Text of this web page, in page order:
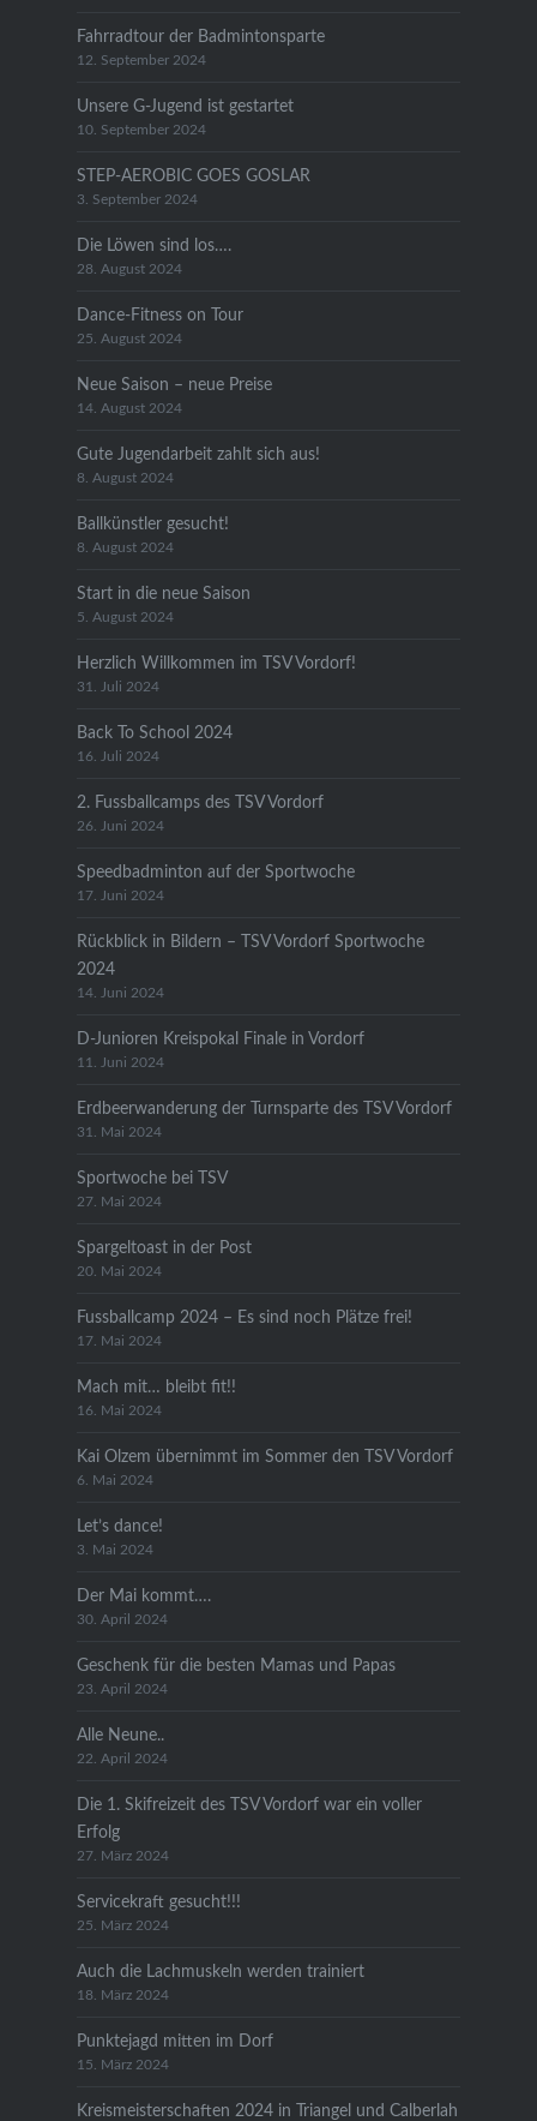
Fahrradtour der Badmintonsparte
12. September 2024
Unsere G-Jugend ist gestartet
10. September 2024
STEP-AEROBIC GOES GOSLAR
3. September 2024
Die Löwen sind los….
28. August 2024
Dance-Fitness on Tour
25. August 2024
Neue Saison – neue Preise
14. August 2024
Gute Jugendarbeit zahlt sich aus!
8. August 2024
Ballkünstler gesucht!
8. August 2024
Start in die neue Saison
5. August 2024
Herzlich Willkommen im TSV Vordorf!
31. Juli 2024
Back To School 2024
16. Juli 2024
2. Fussballcamps des TSV Vordorf
26. Juni 2024
Speedbadminton auf der Sportwoche
17. Juni 2024
Rückblick in Bildern – TSV Vordorf Sportwoche
2024
14. Juni 2024
D-Junioren Kreispokal Finale in Vordorf
11. Juni 2024
Erdbeerwanderung der Turnsparte des TSV Vordorf
31. Mai 2024
Sportwoche bei TSV
27. Mai 2024
Spargeltoast in der Post
20. Mai 2024
Fussballcamp 2024 – Es sind noch Plätze frei!
17. Mai 2024
Mach mit… bleibt fit!!
16. Mai 2024
Kai Olzem übernimmt im Sommer den TSV Vordorf
6. Mai 2024
Let’s dance!
3. Mai 2024
Der Mai kommt….
30. April 2024
Geschenk für die besten Mamas und Papas
23. April 2024
Alle Neune..
22. April 2024
Die 1. Skifreizeit des TSV Vordorf war ein voller
Erfolg
27. März 2024
Servicekraft gesucht!!!
25. März 2024
Auch die Lachmuskeln werden trainiert
18. März 2024
Punktejagd mitten im Dorf
15. März 2024
Kreismeisterschaften 2024 in Triangel und Calberlah